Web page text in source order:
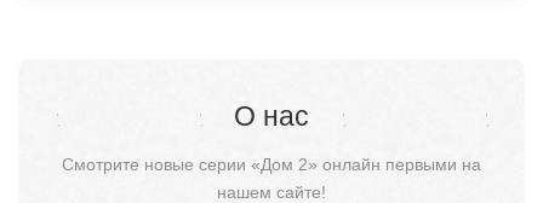
О нас
Смотрите новые серии «Дом 2» онлайн первыми на
нашем сайте!